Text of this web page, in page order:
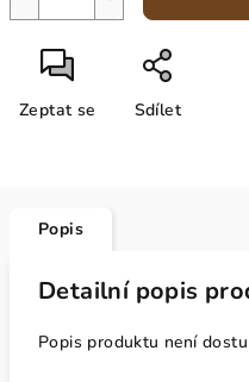
Zeptat se Sdílet
Popis
Detailní popis
Popis produktu není